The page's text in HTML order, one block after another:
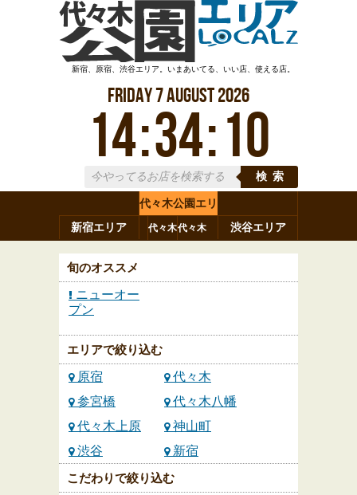
新宿、原宿、渋谷エリア。いまあいてる、いい店、使える店。
Friday7August2026
14:34:10
検索
新宿エリア
代々木公園エリ
ア
渋谷エリア
原宿 代々木参宮橋
代々木
八幡
代々木
上原 神山町 渋谷 新宿
旬のオススメ
ニューオー
プン
エリアで絞り込む
原宿
代々木
参宮橋
代々木八幡
代々木上原
神山町
渋谷
新宿
こだわりで絞り込む